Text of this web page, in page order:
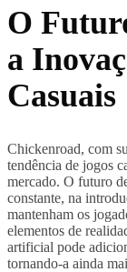
O
a
Casuais
Chickenroad, com
tendência de jogos
mercado. O futuro
constante, na
mantenham os
elementos de
artificial pode
tornando-a ainda